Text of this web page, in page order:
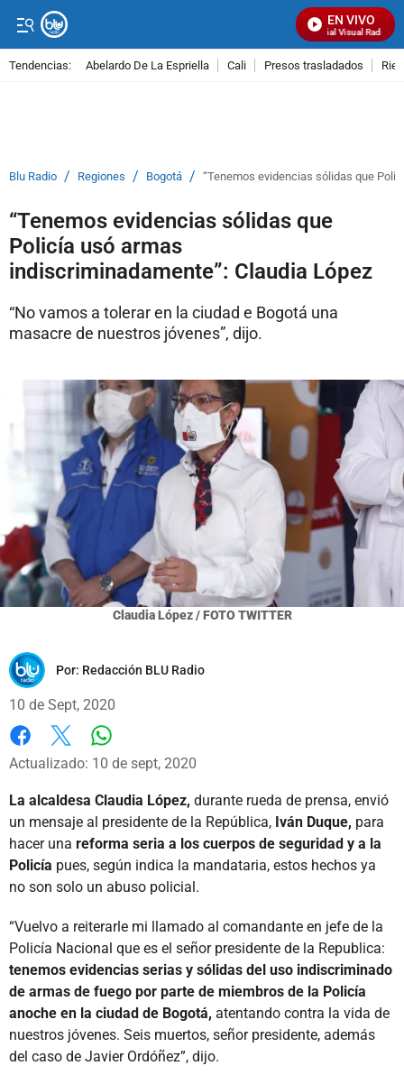
EN VIVO
Señal Visual Radio
Tendencias: Abelardo De La Espriella Cali Presos trasladados
Blu Radio / Regiones / Bogotá / “Tenemos evidencias sólidas que
“Tenemos evidencias sólidas que
Policía usó armas
indiscriminadamente”: Claudia López
“No vamos a tolerar en la ciudad e Bogotá una
masacre de nuestros jóvenes”, dijo.
Claudia López / FOTO TWITTER
Por: Redacción BLU Radio
10 de Sept, 2020
Facebook
X
Actualizado: 10 de sept, 2020
La alcaldesa Claudia López, durante rueda de prensa, envió
un mensaje al presidente de la República, Iván Duque, para
hacer una reforma seria a los cuerpos de seguridad y a la
Policía pues, según indica la mandataria, estos hechos ya
no son solo un abuso policial.
“Vuelvo a reiterarle mi llamado al comandante en jefe de la
Policía Nacional que es el señor presidente de la Republica:
tenemos evidencias serias y sólidas del uso indiscriminado
de armas de fuego por parte de miembros de la Policía
anoche en la ciudad de Bogotá, atentando contra la vida de
nuestros jóvenes. Seis muertos, señor presidente, además
del caso de Javier Ordóñez”, dijo.